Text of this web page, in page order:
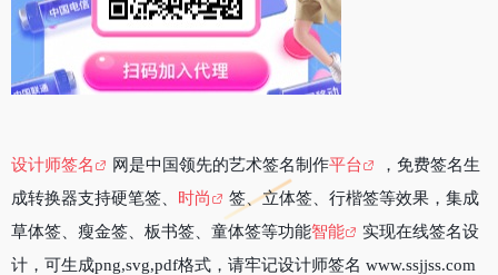
设计师签名 网是中国领先的艺术签名制作平台
，免费签名生
成转换器支持硬笔签、
时尚
签、立体签、行楷签等效果，集成
草体签、瘦金签、板书签、童体签等功能智能
实现在线签名设
计，可生成png,svg,pdf格式，请牢记设计师签名 www.ssjjss.com